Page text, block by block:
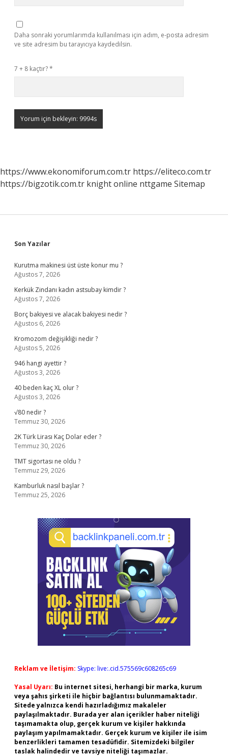
Daha sonraki yorumlarımda kullanılması için adım, e-posta adresim
ve site adresim bu tarayıcıya kaydedilsin.
7 + 8 kaçtır?*
https://www.ekonomiforum.com.tr https://eliteco.com.tr
https://bigzotik.com.tr knight online nttgame Sitemap
Sidebar
Son Yazılar
Kurutma makinesi üst üste konur mu ?
Ağustos 7, 2026
Kerkük Zindanı kadın astsubay kimdir ?
Ağustos 7, 2026
Borç bakiyesi ve alacak bakiyesi nedir ?
Ağustos 6, 2026
Kromozom değişikliği nedir ?
Ağustos 5, 2026
946 hangi ayettir ?
Ağustos 3, 2026
40 beden kaç XL olur ?
Ağustos 3, 2026
√80 nedir ?
Temmuz 30, 2026
2K Türk Lirası Kaç Dolar eder ?
Temmuz 30, 2026
TMT sigortası ne oldu ?
Temmuz 29, 2026
Kamburluk nasıl başlar ?
Temmuz 25, 2026
Reklam ve İletişim: Skype: live:.cid.575569c608265c69
Yasal Uyarı: Bu internet sitesi, herhangi bir marka, kurum
veya şahıs şirketi ile hiçbir bağlantısı bulunmamaktadır.
Sitede yalnızca kendi hazırladığımız makaleler
paylaşılmaktadır. Burada yer alan içerikler haber niteliği
taşımamakta olup, gerçek kurum ve kişiler hakkında
paylaşım yapılmamaktadır. Gerçek kurum ve kişiler ile isim
benzerlikleri tamamen tesadüfidir. Sitemizdeki bilgiler
taslak halindedir ve tavsiye niteliği taşımazlar.